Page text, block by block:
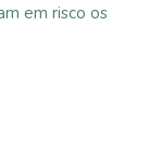
em risco os